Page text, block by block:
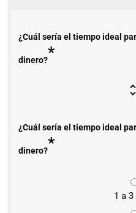
¿Cuál sería el tiempo ideal
dinero?*
¿Cuál sería el tiempo ideal
dinero?*
1 a